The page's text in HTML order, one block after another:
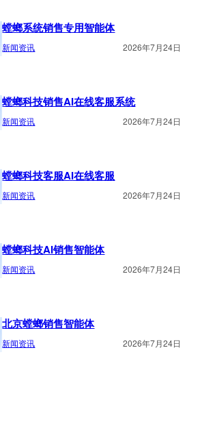
螳螂系统销售专用智能体
新闻资讯 2026年7月24日
螳螂科技销售AI在线客服系统
新闻资讯 2026年7月24日
螳螂科技客服AI在线客服
新闻资讯 2026年7月24日
螳螂科技AI销售智能体
新闻资讯 2026年7月24日
北京螳螂销售智能体
新闻资讯 2026年7月24日